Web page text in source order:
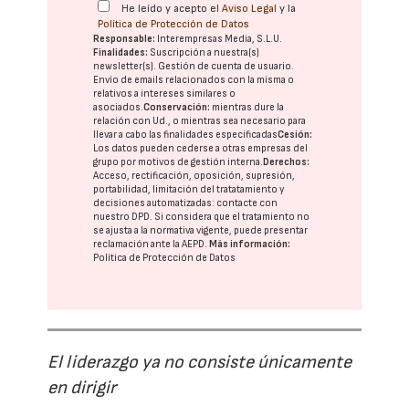
He leído y acepto elAviso Legal y la
Política de Protección de Datos
Responsable: Interempresas Media, S.L.U.
Finalidades: Suscripción a nuestra(s)
newsletter(s). Gestión de cuenta de usuario.
Envío de emails relacionados con la misma o
relativos a intereses similares o
asociados.Conservación: mientras dure la
relación con Ud., o mientras sea necesario para
llevar a cabo las finalidades especificadasCesión:
Los datos pueden cederse a otras empresas del
grupo por motivos de gestión interna.Derechos:
Acceso, rectificación, oposición, supresión,
portabilidad, limitación del tratatamiento y
decisiones automatizadas: contacte con
nuestro DPD. Si considera que el tratamiento no
se ajusta a la normativa vigente, puede presentar
reclamación ante laAEPD.Más información:
Política de Protección de Datos
El liderazgo ya no consiste únicamente
en dirigir